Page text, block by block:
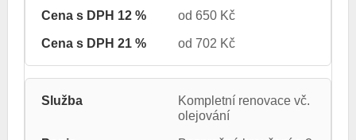
od 650 Kč
od 702 Kč
Kompletní renovace vč.
olejování